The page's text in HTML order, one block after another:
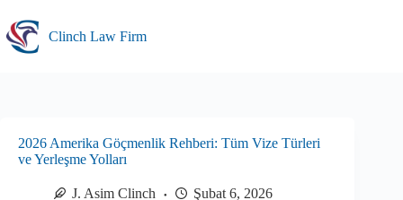
content
Clinch Law Firm
2026 Amerika Göçmenlik Rehberi: Tüm Vize Türleri
ve Yerleşme Yolları
J. Asim Clinch Şubat 6, 2026